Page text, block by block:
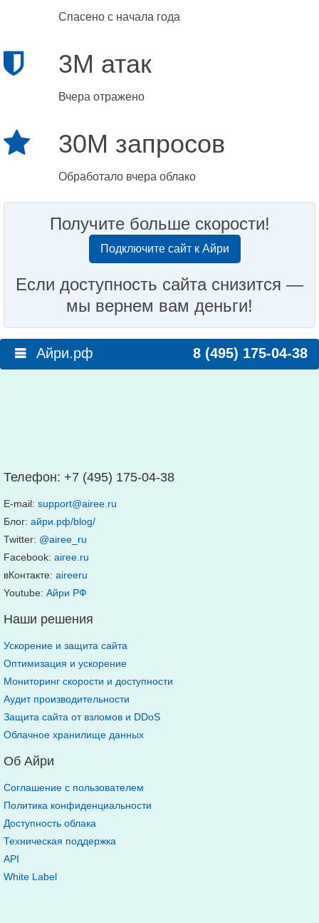
Спасено с начала года
3M атак
Вчера отражено
30M запросов
Обработало вчера облако
Получите больше скорости!
Подключите сайт к Айри
Если доступность сайта снизится —
мы вернем вам деньги!
Айри.рф 8 (495) 175-04-38
Телефон: +7 (495) 175-04-38
E-mail: support@airee.ru
Блог: айри.рф/blog/
Twitter: @airee_ru
Facebook: airee.ru
вКонтакте: aireeru
Youtube: Айри РФ
Наши решения
Ускорение и защита сайта
Оптимизация и ускорение
Мониторинг скорости и доступности
Аудит производительности
Защита сайта от взломов и DDoS
Облачное хранилище данных
Об Айри
Соглашение с пользователем
Политика конфиденциальности
Доступность облака
Техническая поддержка
API
White Label